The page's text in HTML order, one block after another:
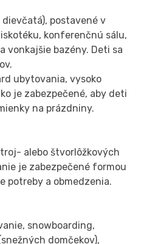
postavené v
konferenčnú sálu,
vonkajšie bazény. Deti sa
ubytovania, vysoko
je zabezpečené, aby deti
na prázdniny.
alebo štvorlôžkových
je zabezpečené formou
potreby a obmedzenia.
snowboarding,
domčekov),